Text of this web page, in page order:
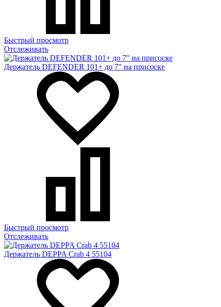
Быстрый просмотр
Отслеживать
Держатель DEFENDER 101+ до 7" на присоске
Быстрый просмотр
Отслеживать
Держатель DEPPA Crab 4 55104